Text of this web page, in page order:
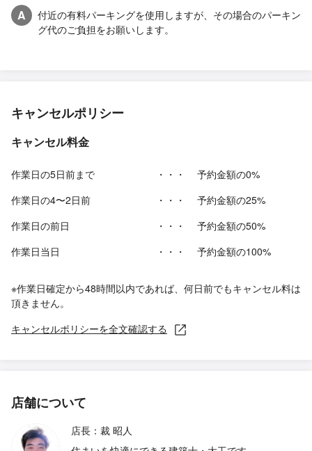
A
付近の有料パーキングを使用しますが、その場合のパーキン
グ代のご負担をお願いします。
キャンセルポリシー
キャンセル料金
作業日の5日前まで ・・・
予約金額の0%
作業日の4〜2日前
・・・
予約金額の25%
作業日の前日
・・・
予約金額の50%
作業日当日
・・・ 予約金額の100%
※作業日確定から48時間以内であれば、何日前でもキャンセル料は
頂きません。
キャンセルポリシーを全文確認する
店舗について
店長：裁 昭人